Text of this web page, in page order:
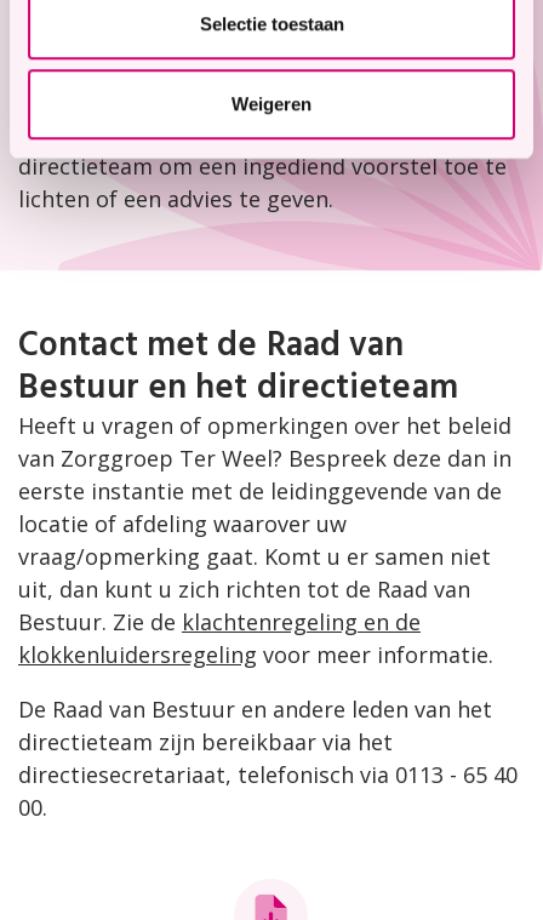
Selectie toestaan
Weigeren
betrokkenheid en inspraak zijn belangrijke
elementen in de processen van beleids- en
besluitvorming. Om die reden zijn er regelmatig
medewerkers te gast in een vergadering van het
directieteam om een ingediend voorstel toe te
lichten of een advies te geven.
Contact met de Raad van
Bestuur en het directieteam
Heeft u vragen of opmerkingen over het beleid
van Zorggroep Ter Weel? Bespreek deze dan in
eerste instantie met de leidinggevende van de
locatie of afdeling waarover uw
vraag/opmerking gaat. Komt u er samen niet
uit, dan kunt u zich richten tot de Raad van
Bestuur. Zie de klachtenregeling en de
klokkenluidersregeling voor meer informatie.
De Raad van Bestuur en andere leden van het
directieteam zijn bereikbaar via het
directiesecretariaat, telefonisch via 0113 - 65 40
00.